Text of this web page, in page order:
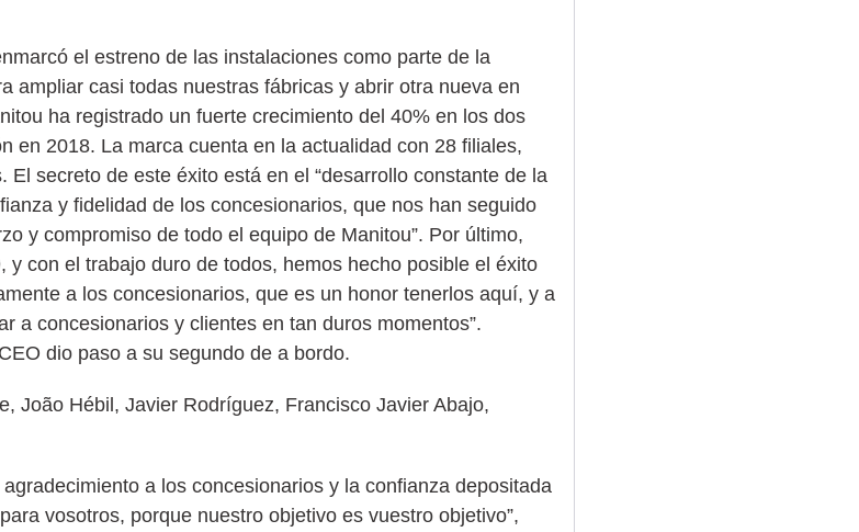
el estreno de las instalaciones como parte de la
ampliar casi todas nuestras fábricas y abrir otra nueva en
ha registrado un fuerte crecimiento del 40% en los dos
en 2018. La marca cuenta en la actualidad con 28 filiales,
secreto de este éxito está en el “desarrollo constante de la
y fidelidad de los concesionarios, que nos han seguido
y compromiso de todo el equipo de Manitou”. Por último,
con el trabajo duro de todos, hemos hecho posible el éxito
a los concesionarios, que es un honor tenerlos aquí, y a
a concesionarios y clientes en tan duros momentos”.
dio paso a su segundo de a bordo.
a los concesionarios y la confianza depositada
vosotros, porque nuestro objetivo es vuestro objetivo”,